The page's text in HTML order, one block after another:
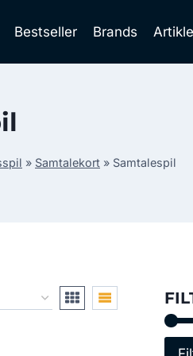
Bestseller Brands
» Samtalekort » Samtalespil